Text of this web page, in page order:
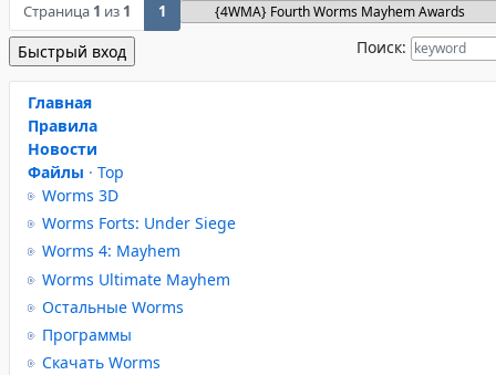
Страница 1 из 1 1
Поиск:
Главная
Правила
Новости
Файлы · Top
Worms 3D
Worms Forts: Under Siege
Worms 4: Mayhem
Worms Ultimate Mayhem
Остальные Worms
Программы
Скачать Worms